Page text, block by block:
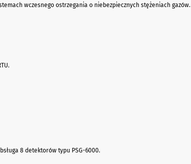
wczesnego ostrzegania o niebezpiecznych stężeniach gazów.
8 detektorów typu PSG-6000.